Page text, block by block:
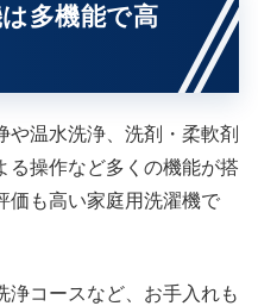
多機能で高
や温水洗浄、洗剤・柔軟剤
る操作など多くの機能が搭
価も高い家庭用洗濯機で
浄コースなど、お手入れも